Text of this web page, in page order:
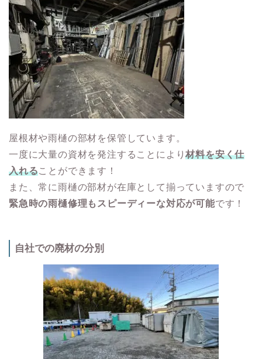
屋根材や雨樋の部材を保管しています。
一度に大量の資材を発注することにより材料を安く仕
入れることができます！
また、常に雨樋の部材が在庫として揃っていますので
緊急時の雨樋修理もスピーディーな対応が可能です！
自社での廃材の分別